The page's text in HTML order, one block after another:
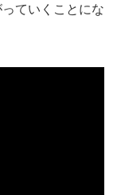
ていくことにな